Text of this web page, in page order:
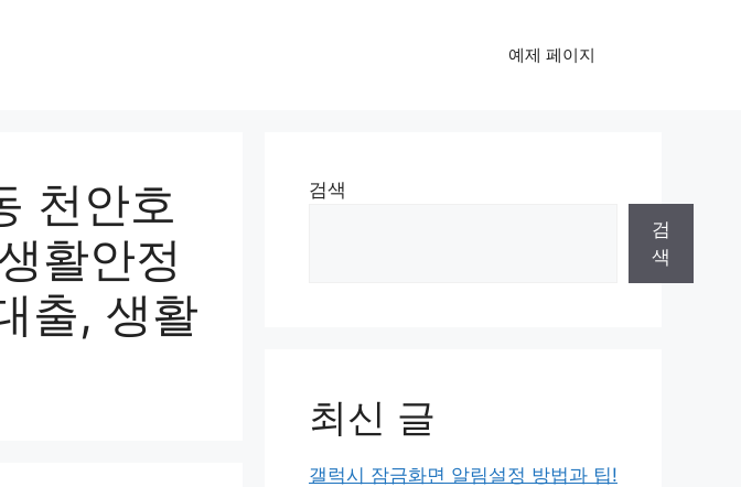
예제 페이지
천안호
활안정
출, 생활
검색
검
색
최신 글
갤럭시 잠금화면 알림설정 방법과 팁!